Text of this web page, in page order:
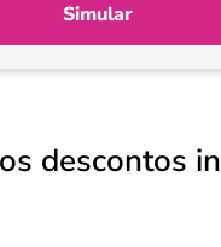
Simular
descontos